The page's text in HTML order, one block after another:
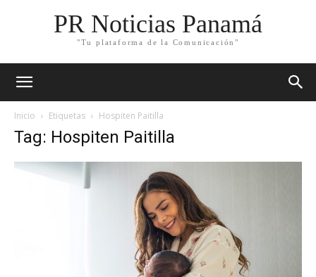
PR Noticias Panamá
"Tu plataforma de la Comunicación"
Inicio Etiquetas Hospiten Paitilla
Tag: Hospiten Paitilla